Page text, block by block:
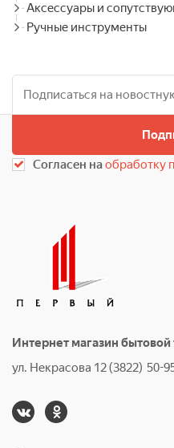
Аксессуары и
Ручные инструменты
Согласен наобработку
Интернет магазин
ул. Некрасова 12 (3822) 50-